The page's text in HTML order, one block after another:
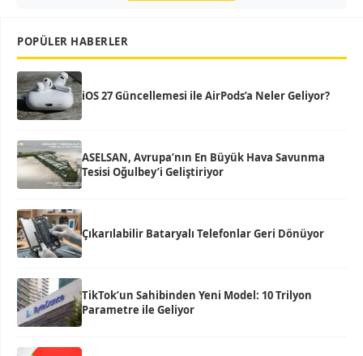
POPÜLER HABERLER
iOS 27 Güncellemesi ile AirPods’a Neler Geliyor?
ASELSAN, Avrupa’nın En Büyük Hava Savunma
Tesisi Oğulbey’i Geliştiriyor
Çıkarılabilir Bataryalı Telefonlar Geri Dönüyor
TikTok’un Sahibinden Yeni Model: 10 Trilyon
Parametre ile Geliyor